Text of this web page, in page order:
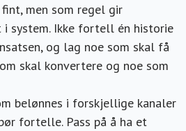
men som regel gir
system. Ikke fortell én historie
og lag noe som skal få
skal konvertere og noe som
belønnes i forskjellige kanaler
fortelle. Pass på å ha et